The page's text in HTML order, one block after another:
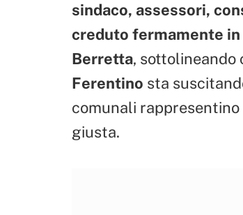
sindaco, assessori,
creduto fermamente in
Berretta, sottolineando
Ferentino sta
comunali
giusta.